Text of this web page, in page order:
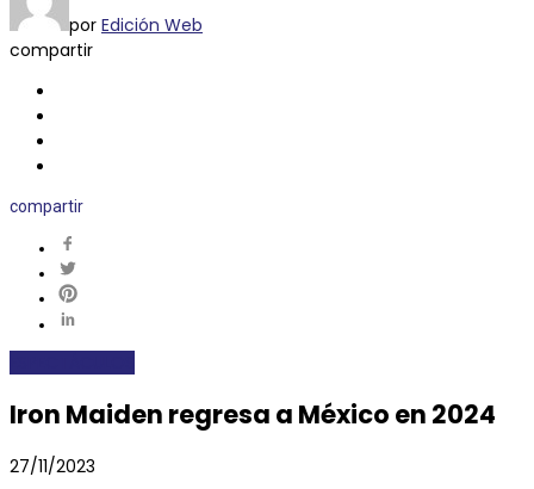
por Edición Web
compartir
compartir
Iron Maiden regresa a México en 2024
27/11/2023